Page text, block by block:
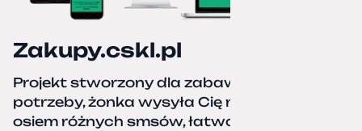
Zakupy.cskl.pl
Projekt stworzony dla zabawy i realnej
potrzeby, żonka wysyła Cię na zakupy,
osiem różnych smsów, łatwo coś pominać,